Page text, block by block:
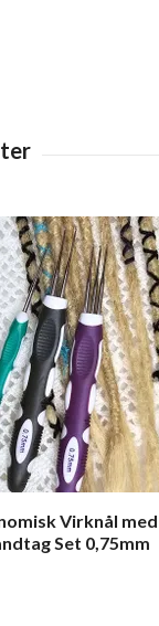
Virknål med
Set 0,75mm